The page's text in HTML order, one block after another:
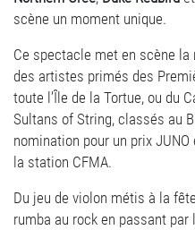
scène un moment unique.
Ce spectacle met en scène la
des artistes primés des
toute l’Île de la Tortue, ou du
Sultans of String, classés au
nomination pour un prix
la station CFMA.
Du jeu de violon métis à la
rumba au rock en passant